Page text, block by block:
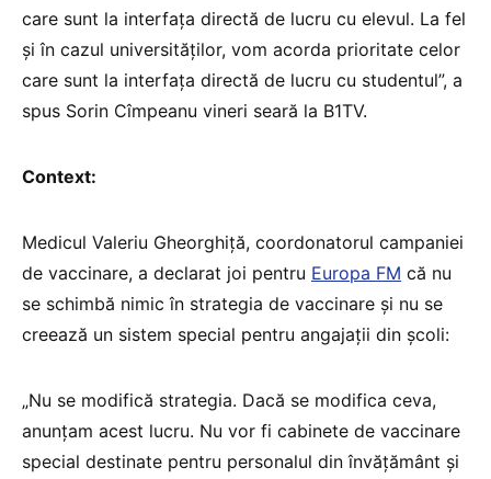
care sunt la interfața directă de lucru cu elevul. La fel
și în cazul universităților, vom acorda prioritate celor
care sunt la interfața directă de lucru cu studentul”, a
spus Sorin Cîmpeanu vineri seară la B1TV.
Context:
Medicul Valeriu Gheorghiță, coordonatorul campaniei
de vaccinare, a declarat joi pentru Europa FM că nu
se schimbă nimic în strategia de vaccinare și nu se
creează un sistem special pentru angajații din școli:
„Nu se modifică strategia. Dacă se modifica ceva,
anunțam acest lucru. Nu vor fi cabinete de vaccinare
special destinate pentru personalul din învățământ și